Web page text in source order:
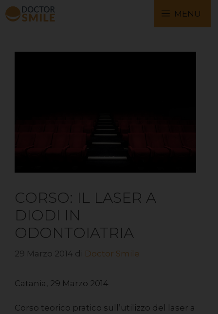
MENU
CORSO: IL LASER A
DIODI IN
ODONTOIATRIA
29 Marzo 2014 di Doctor Smile
Catania, 29 Marzo 2014
Corso teorico pratico sull’utilizzo del laser a